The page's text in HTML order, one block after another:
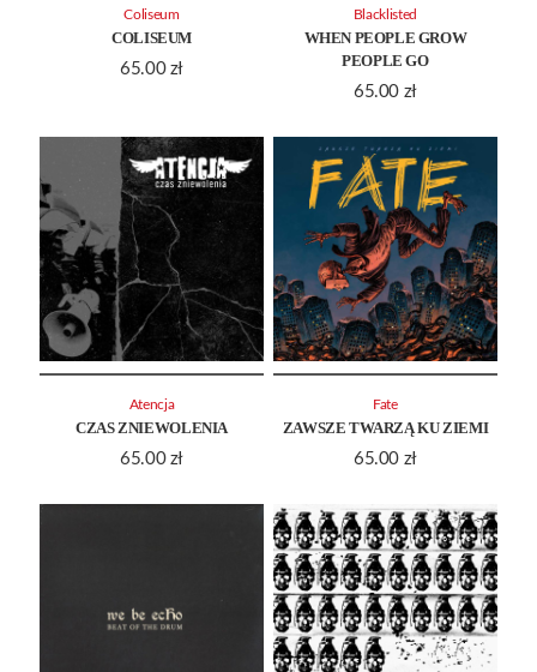
COLISEUM
65.00 zł
Coliseum
WHEN PEOPLE GROW
PEOPLE GO
65.00 zł
Blacklisted
CZAS ZNIEWOLENIA
65.00 zł
Atencja
ZAWSZE TWARZĄ KU ZIEMI
65.00 zł
Fate